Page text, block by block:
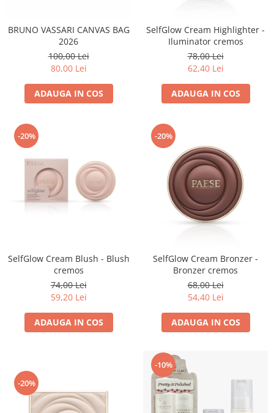
Primer gene
Creion de buze
Gloss de buze
Creioane sprancene
ACCESORII
Palete Contouring
Pensule Profesionale
BRUNO VASSARI CANVAS BAG
2026
100,00 Lei
80,00 Lei
ADAUGA IN COS
SelfGlow Cream Highlighter -
Iluminator cremos
78,00 Lei
62,40 Lei
ADAUGA IN COS
-20%
SelfGlow Cream Blush - Blush
cremos
74,00 Lei
59,20 Lei
ADAUGA IN COS
-20%
SelfGlow Cream Bronzer -
Bronzer cremos
68,00 Lei
54,40 Lei
ADAUGA IN COS
-20%
-10%